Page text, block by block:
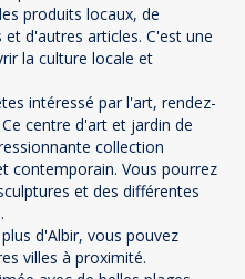
produits locaux, de
d'autres articles. C'est une
la culture locale et
intéressé par l'art, rendez-
centre d'art et jardin de
collection
contemporain. Vous pourrez
et des différentes
d'Albir, vous pouvez
villes à proximité.